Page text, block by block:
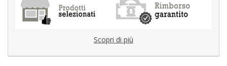
Scopri di più